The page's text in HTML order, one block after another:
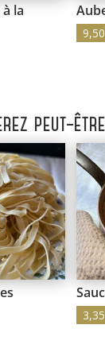
la
9,50
peut-
3,35